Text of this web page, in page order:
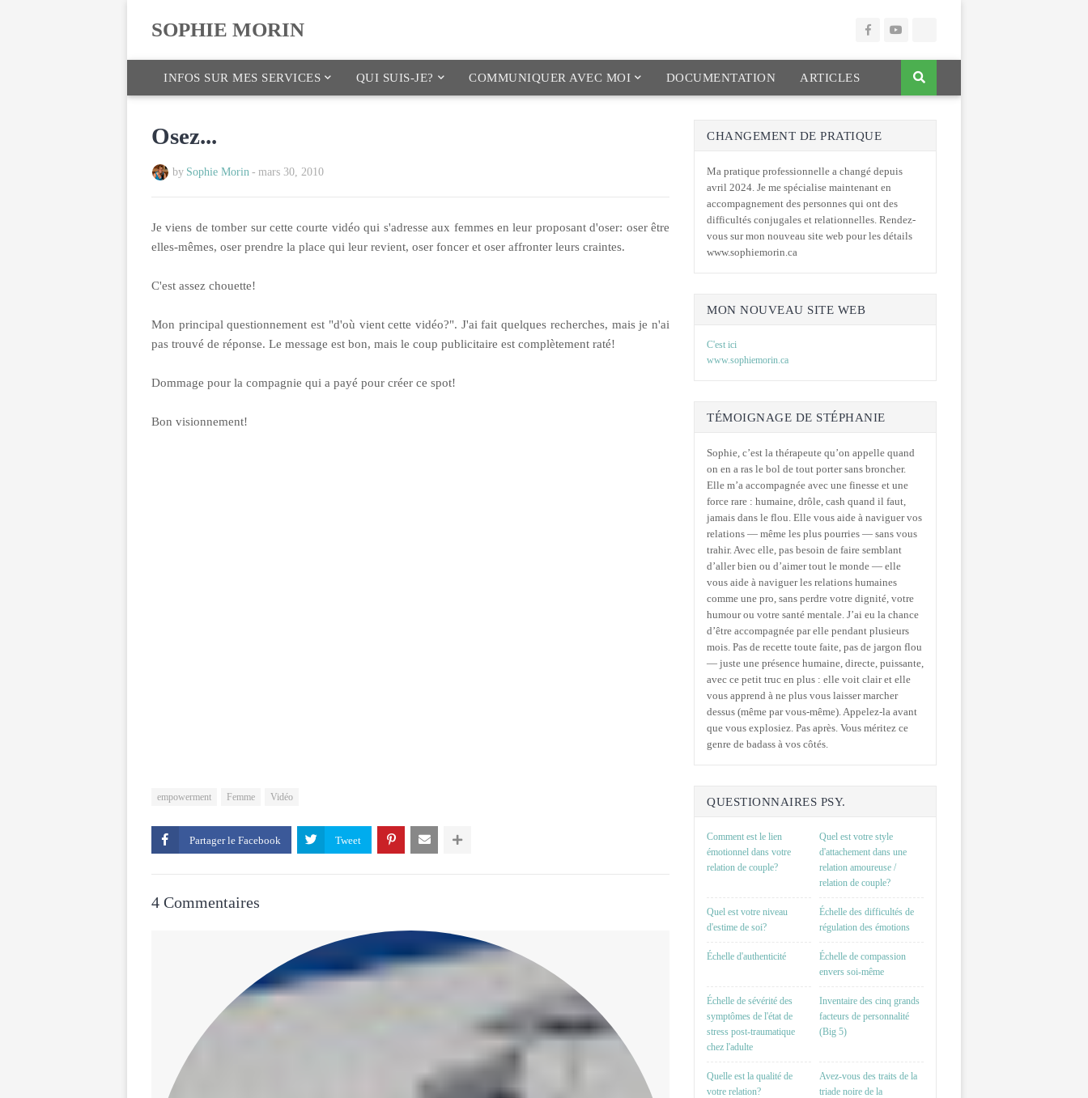
SOPHIE MORIN
INFOS SUR MES SERVICES QUI SUIS-JE? COMMUNIQUER AVEC MOI DOCUMENTATION ARTICLES
Osez...
by Sophie Morin - mars 30, 2010
Je viens de tomber sur cette courte vidéo qui s'adresse aux femmes en leur proposant d'oser: oser être
elles-mêmes, oser prendre la place qui leur revient, oser foncer et oser affronter leurs craintes.
C'est assez chouette!
Mon principal questionnement est "d'où vient cette vidéo?". J'ai fait quelques recherches, mais je n'ai
pas trouvé de réponse. Le message est bon, mais le coup publicitaire est complètement raté!
Dommage pour la compagnie qui a payé pour créer ce spot!
Bon visionnement!
empowerment Femme Vidéo
Partager le
4 Commentaires
CHANGEMENT DE PRATIQUE
Ma pratique professionnelle a changé depuis
avril 2024. Je me spécialise maintenant en
accompagnement des personnes qui ont des
difficultés conjugales et relationnelles. Rendez-
vous sur mon nouveau site web pour les détails
www.sophiemorin.ca
MON NOUVEAU SITE WEB
C'est ici
www.sophiemorin.ca
TÉMOIGNAGE DE STÉPHANIE
Sophie, c’est la thérapeute qu’on appelle quand
on en a ras le bol de tout porter sans broncher.
Elle m’a accompagnée avec une finesse et une
force rare : humaine, drôle, cash quand il faut,
jamais dans le flou. Elle vous aide à naviguer vos
relations — même les plus pourries — sans vous
trahir. Avec elle, pas besoin de faire semblant
d’aller bien ou d’aimer tout le monde — elle
vous aide à naviguer les relations humaines
comme une pro, sans perdre votre dignité, votre
humour ou votre santé mentale. J’ai eu la chance
d’être accompagnée par elle pendant plusieurs
mois. Pas de recette toute faite, pas de jargon flou
— juste une présence humaine, directe, puissante,
avec ce petit truc en plus : elle voit clair et elle
vous apprend à ne plus vous laisser marcher
dessus (même par vous-même). Appelez-la avant
que vous explosiez. Pas après. Vous méritez ce
genre de badass à vos côtés.
QUESTIONNAIRES PSY.
Comment est le lien
émotionnel dans votre
relation de couple?
Quel est votre style
d'attachement dans une
relation amoureuse /
relation de couple?
Quel est votre niveau
d'estime de soi?
Échelle des difficultés de
régulation des émotions
Échelle d'authenticité
Échelle de compassion
envers soi-même
Échelle de sévérité des
symptômes de l'état de
stress post-traumatique
chez l'adulte
Inventaire des cinq grands
facteurs de personnalité
(Big 5)
Quelle est la qualité de
votre relation?
Avez-vous des traits de la
triade noire de la